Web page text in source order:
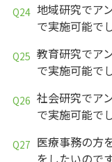
地域研究でア
で実施可能で
教育研究でア
で実施可能で
社会研究でア
で実施可能で
医療事務の方